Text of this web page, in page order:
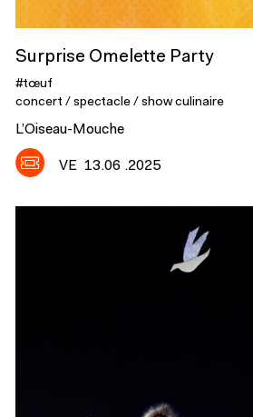
Surprise Omelette Party
#tœuf
concert / spectacle / show culinaire
L’Oiseau-Mouche
VE 13.06 .2025